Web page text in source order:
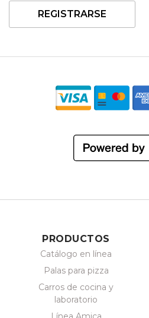
REGISTRARSE
PRODUCTOS
Catálogo en línea
Palas para pizza
Carros de cocina y
laboratorio